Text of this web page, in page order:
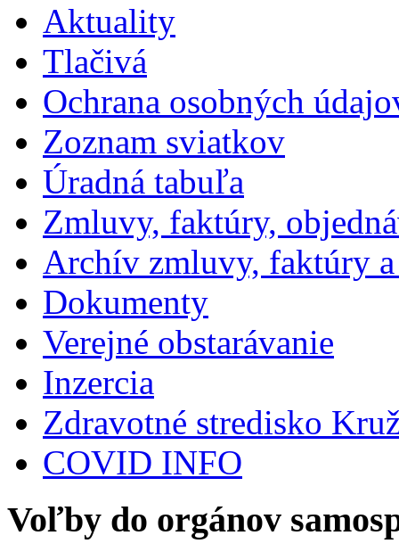
Aktuality
Tlačivá
Ochrana osobných
Zoznam sviatkov
Úradná tabuľa
Zmluvy, faktúry,
Archív zmluvy, faktúry
Dokumenty
Verejné obstarávanie
Inzercia
Zdravotné stredisko
COVID INFO
Voľby do orgánov